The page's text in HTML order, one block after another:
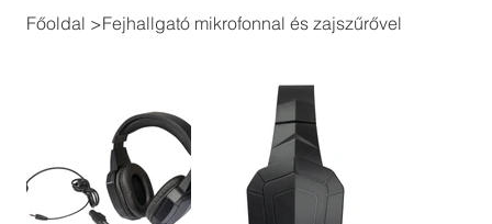
Főoldal >Fejhallgató mikrofonnal és zajszűrővel